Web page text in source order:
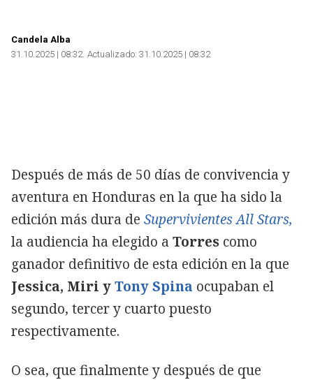
Candela Alba
31.10.2025 | 08:32 Actualizado: 31.10.2025 | 08:32
Después de más de 50 días de convivencia y
aventura en Honduras en la que ha sido la
edición más dura de Supervivientes All Stars,
la audiencia ha elegido a Torres como
ganador definitivo de esta edición en la que
Jessica, Miri yTony Spina ocupaban el
segundo, tercer y cuarto puesto
respectivamente.
O sea, que finalmente y después de que